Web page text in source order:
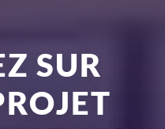
SUR